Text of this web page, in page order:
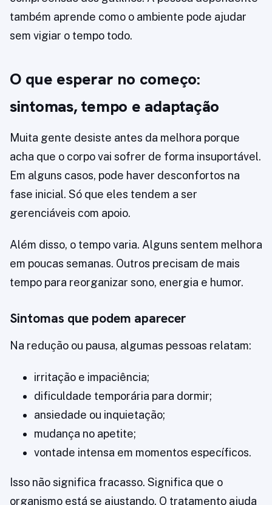
também aprende como o ambiente pode ajudar
sem vigiar o tempo todo.
O que esperar no começo:
sintomas, tempo e adaptação
Muita gente desiste antes da melhora porque
acha que o corpo vai sofrer de forma insuportável.
Em alguns casos, pode haver desconfortos na
fase inicial. Só que eles tendem a ser
gerenciáveis com apoio.
Além disso, o tempo varia. Alguns sentem melhora
em poucas semanas. Outros precisam de mais
tempo para reorganizar sono, energia e humor.
Sintomas que podem aparecer
Na redução ou pausa, algumas pessoas relatam:
irritação e impaciência;
dificuldade temporária para dormir;
ansiedade ou inquietação;
mudança no apetite;
vontade intensa em momentos específicos.
Isso não significa fracasso. Significa que o
organismo está se ajustando. O tratamento ajuda